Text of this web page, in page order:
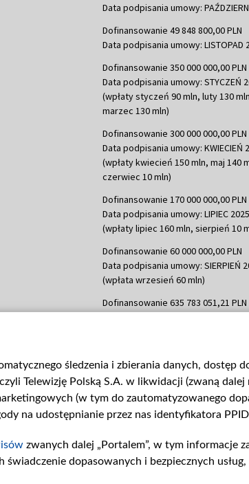
Data podpisania umowy:
Dofinansowanie 49 848 800,00 PLN
Data podpisania umowy: LISTOPAD
Dofinansowanie 350 000 000,00 PLN
Data podpisania umowy: STYCZEŃ
(wpłaty styczeń 90 mln, luty 130
marzec 130 mln)
Dofinansowanie 300 000 000,00 PLN
Data podpisania umowy: KWIECIEŃ
(wpłaty kwiecień 150 mln, maj 140
czerwiec 10 mln)
Dofinansowanie 170 000 000,00 PLN
Data podpisania umowy: LIPIEC 2025
(wpłaty lipiec 160 mln, sierpień 10
Dofinansowanie 60 000 000,00 PLN
Data podpisania umowy: SIERPIEŃ
(wpłata wrzesień 60 mln)
Dofinansowanie 635 783 051,21 PLN
Dofinansowanie 48 862 000,00 PLN
Data podpisania umowy: GRUDZIEŃ
(wpłata grudzień 60,548 mln)
Dofinansowanie 900 000 000,00 PLN
26 lutego 80 mln, 4 marca 370 mln,8
kwiecień 180 mln, 7 maja 180 mln, 8
śledzenia i zbierania danych, dostęp
Telewizję Polską S.A. w likwidacji (zwaną dalej
(w tym do zautomatyzowanego
na udostępnianie przez nas identyfikatora
zwanych dalej „Portalem”, w tym informacje
dopasowanych i bezpiecznych usług,